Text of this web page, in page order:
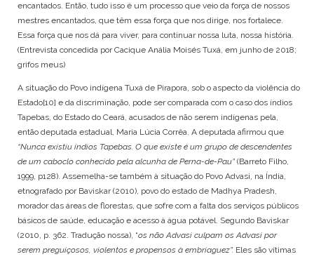
encantados. Então, tudo isso é um processo que veio da força de nossos
mestres encantados, que têm essa força que nos dirige, nos fortalece.
Essa força que nos dá para viver, para continuar nossa luta, nossa história.
(Entrevista concedida por Cacique Anália Moisés Tuxá, em junho de 2018;
grifos meus)
A situação do Povo indígena Tuxá de Pirapora, sob o aspecto da violência do
Estado[10] e da discriminação, pode ser comparada com o caso dos índios
Tapebas, do Estado do Ceará, acusados de não serem indígenas pela,
então deputada estadual, Maria Lúcia Corrêa. A deputada afirmou que
“Nunca existiu índios Tapebas. O que existe é um grupo de descendentes
de um caboclo conhecido pela alcunha de Perna-de-Pau” (Barreto Filho,
1999, p128). Assemelha-se também à situação do Povo Advasi, na Índia,
etnografado por Baviskar (2010), povo do estado de Madhya Pradesh,
morador das áreas de florestas, que sofre com a falta dos serviços públicos
básicos de saúde, educação e acesso à água potável. Segundo Baviskar
(2010, p. 362. Tradução nossa), “os não Advasi culpam os Advasi por
serem preguiçosos, violentos e propensos à embriaguez”. Eles são vítimas